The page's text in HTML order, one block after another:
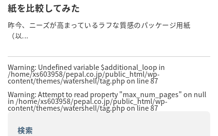
紙を比較してみた
昨今、ニーズが高まっているラフな質感のパッケージ用紙
（以...
Warning: Undefined variable $additional_loop in
/home/xs603958/pepal.co.jp/public_html/wp-
content/themes/watershell/tag.phpon line87
Warning: Attempt to read property "max_num_pages" on null
in /home/xs603958/pepal.co.jp/public_html/wp-
content/themes/watershell/tag.php on line87
検索